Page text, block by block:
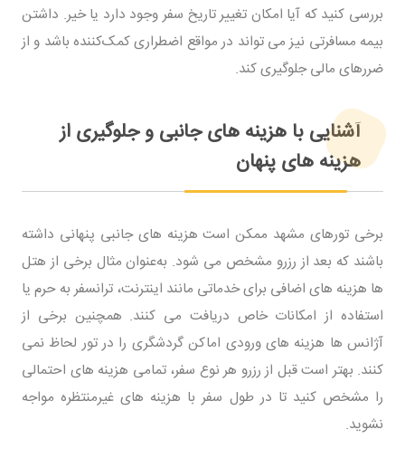
بررسی کنید که آیا امکان تغییر تاریخ سفر وجود دارد یا خیر. داشتن
بیمه مسافرتی نیز می ‌تواند در مواقع اضطراری کمک‌کننده باشد و از
ضررهای مالی جلوگیری کند.
آشنایی با هزینه ‌های جانبی و جلوگیری از
هزینه‌ های پنهان
برخی تورهای مشهد ممکن است هزینه ‌های جانبی پنهانی داشته
باشند که بعد از رزرو مشخص می ‌شود. به‌عنوان مثال برخی از هتل
‌ها هزینه ‌های اضافی برای خدماتی مانند اینترنت، ترانسفر به حرم یا
استفاده از امکانات خاص دریافت می‌ کنند. همچنین برخی از
آژانس ‌ها هزینه ‌های ورودی اماکن گردشگری را در تور لحاظ نمی
‌کنند. بهتر است قبل از رزرو هر نوع سفر، تمامی هزینه ‌های احتمالی
را مشخص کنید تا در طول سفر با هزینه ‌های غیرمنتظره مواجه
نشوید.